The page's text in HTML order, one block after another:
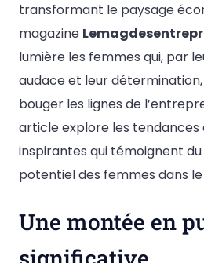
transformant le paysage
magazine
lumière les femmes qui, par
audace et leur
bouger les lignes de
article explore les tendances
inspirantes qui témoignent
potentiel des femmes dans
Une montée en